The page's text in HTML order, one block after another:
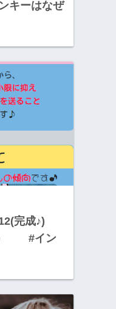
キーはなぜ
完成♪)
） #イン